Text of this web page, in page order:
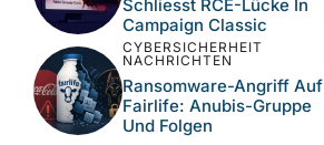
Schliesst RCE-Lücke In
Campaign Classic
CYBERSICHERHEIT
NACHRICHTEN
Ransomware-Angriff Auf
Fairlife: Anubis-Gruppe
Und Folgen